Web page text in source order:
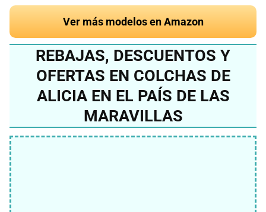
Ver más modelos en Amazon
REBAJAS, DESCUENTOS Y
OFERTAS EN COLCHAS DE
ALICIA EN EL PAÍS DE LAS
MARAVILLAS